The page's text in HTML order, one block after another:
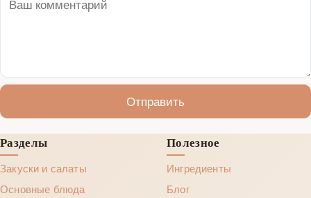
Отправить
Разделы
Закуски и салаты
Основные блюда
Полезное
Ингредиенты
Блог